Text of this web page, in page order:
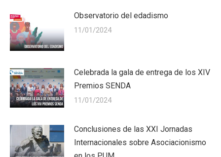
Observatorio del edadismo
11/01/2024
Celebrada la gala de entrega de los XIV
Premios SENDA
11/01/2024
Conclusiones de las XXI Jornadas
Internacionales sobre Asociacionismo